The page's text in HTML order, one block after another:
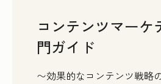
コンテンツマーケ
門ガイド
〜効果的なコンテンツ戦略